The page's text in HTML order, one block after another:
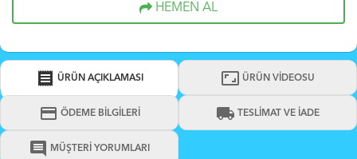
HEMEN AL
receipt ÜRÜN AÇIKLAMASI aspect_ratio ÜRÜN VİDEOSU
credit_card ÖDEME BİLGİLERİ local_shipping TESLİMAT VE İADE
comment MÜŞTERİ YORUMLARI